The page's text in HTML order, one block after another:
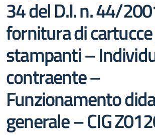
34 del D.I. n. 44/
fornitura di
stampanti –
contraente –
Funzionamento
generale – CIG